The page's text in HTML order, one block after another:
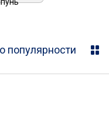
популярности